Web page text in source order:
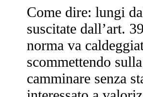
Come dire: lungi
suscitate dall’art.
norma va
scommettendo
camminare senza